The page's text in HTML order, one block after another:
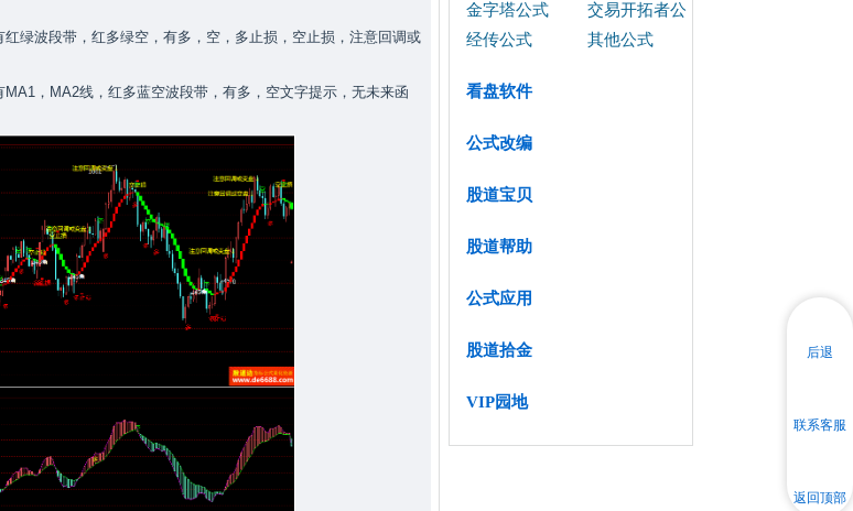
绿波段带，红多绿空，有多，空，多止损，空止损，注意回调或
，MA2线，红多蓝空波段带，有多，空文字提示，无未来函
金字塔公式
交易开拓者公
式
经传公式 其他公式
看盘软件
公式改编
股道宝贝
股道帮助
公式应用
股道拾金
VIP园地
后退
联系客服
返回顶部